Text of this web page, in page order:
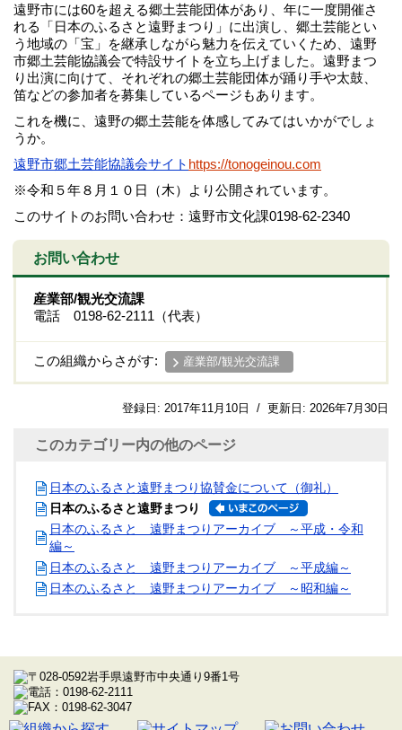
遠野市には60を超える郷土芸能団体があり、年に一度開催さ
れる「日本のふるさと遠野まつり」に出演し、郷土芸能とい
う地域の「宝」を継承しながら魅力を伝えていくため、遠野
市郷土芸能協議会で特設サイトを立ち上げました。遠野まつ
り出演に向けて、それぞれの郷土芸能団体が踊り手や太鼓、
笛などの参加者を募集しているページもあります。
これを機に、遠野の郷土芸能を体感してみてはいかがでしょ
うか。
遠野市郷土芸能協議会サイト https://tonogeinou.com
※令和５年８月１０日（木）より公開されています。
このサイトのお問い合わせ：遠野市文化課0198-62-2340
お問い合わせ
産業部/観光交流課
電話 0198-62-2111（代表）
この組織からさがす: 産業部/観光交流課
登録日: 2017年11月10日 / 更新日: 2026年7月30日
このカテゴリー内の他のページ
日本のふるさと遠野まつり協賛金について（御礼）
日本のふるさと遠野まつり
日本のふるさと 遠野まつりアーカイブ ～平成・令和
編～
日本のふるさと 遠野まつりアーカイブ ～平成編～
日本のふるさと 遠野まつりアーカイブ ～昭和編～